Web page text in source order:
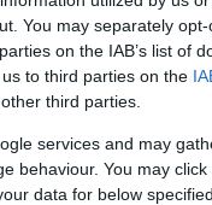
You may separately
on the IAB’s list of
to third parties on the
third parties.
services and may
behaviour. You may
data for below
és Starigrad
utazóknál
is